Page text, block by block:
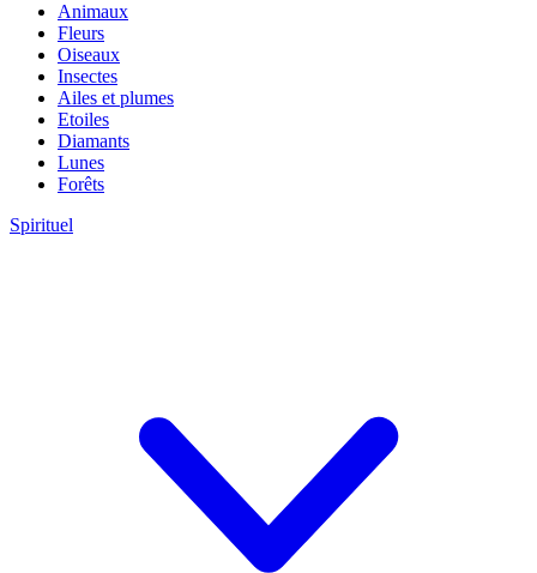
Animaux
Fleurs
Oiseaux
Insectes
Ailes et plumes
Etoiles
Diamants
Lunes
Forêts
Spirituel